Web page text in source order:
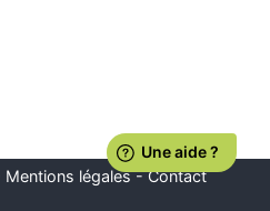
Mentions légales-Contact